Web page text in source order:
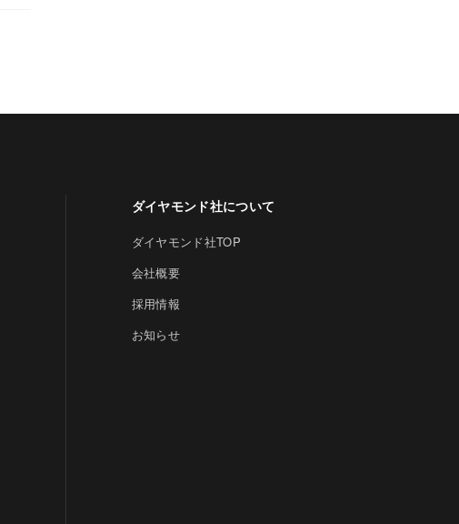
ダイヤモンド社について
ダイヤモンド社TOP
会社概要
採用情報
お知らせ